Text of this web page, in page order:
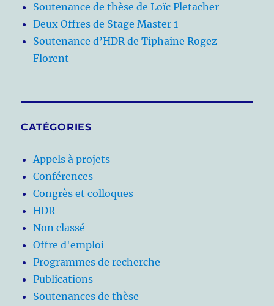
Soutenance de thèse de Loïc Pletacher
Deux Offres de Stage Master 1
Soutenance d’HDR de Tiphaine Rogez
Florent
CATÉGORIES
Appels à projets
Conférences
Congrès et colloques
HDR
Non classé
Offre d'emploi
Programmes de recherche
Publications
Soutenances de thèse